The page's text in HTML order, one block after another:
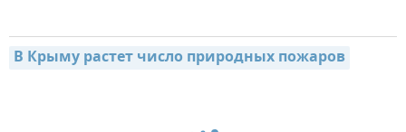
В Крыму растет число природных пожаров